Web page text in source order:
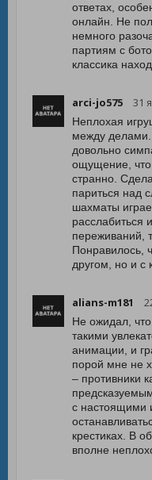
ответах,
онлайн. Не
немного
партиям с
классика
arci-jo575 31
Неплохая
между делами.
довольно
ощущение, что
странно.
париться над
шахматы
расслабиться
переживаний,
Понравилось,
другом, но и с
alians-m181
Не ожидал, что
такими
анимации, и
порой мне не
– противники
с настоящими
крестиках. В
вполне